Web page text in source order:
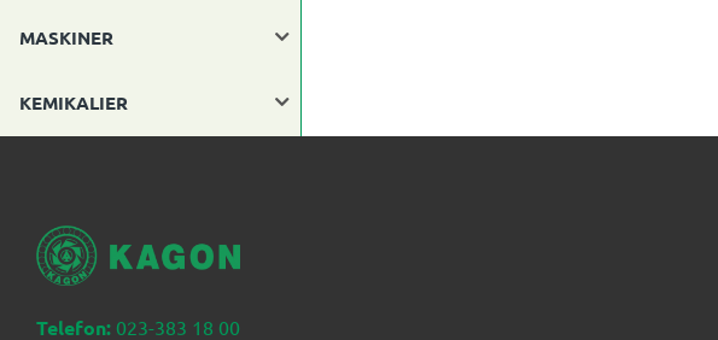
MASKINER
KEMIKALIER
Telefon: 023-383 18 00